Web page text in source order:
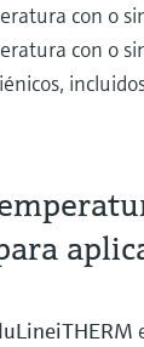
con o
con o